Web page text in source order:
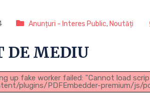
Anunțuri - Interes Public, Noutăți
DE MEDIU
up fake worker failed: "Cannot load
plugins/PDFEmbedder-premium/js/